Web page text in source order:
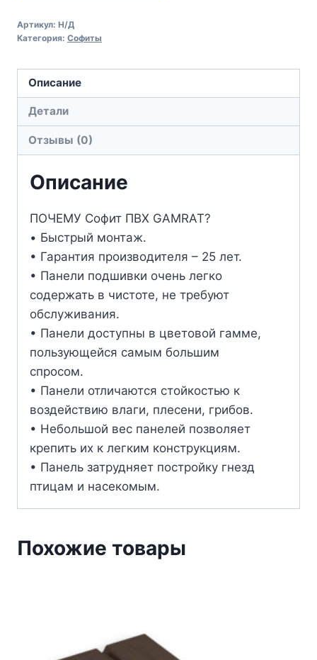
Артикул: Н/Д
Категория: Софиты
Описание
Детали
Отзывы (0)
Описание
ПОЧЕМУ Софит ПВХ GAMRAT?
• Быстрый монтаж.
• Гарантия производителя – 25 лет.
• Панели подшивки очень легко
содержать в чистоте, не требуют
обслуживания.
• Панели доступны в цветовой гамме,
пользующейся самым большим
спросом.
• Панели отличаются стойкостью к
воздействию влаги, плесени, грибов.
• Небольшой вес панелей позволяет
крепить их к легким конструкциям.
• Панель затрудняет постройку гнезд
птицам и насекомым.
Похожие товары